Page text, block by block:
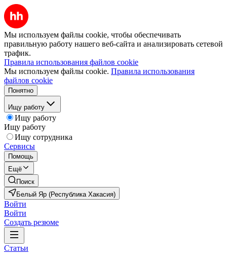
Мы используем файлы cookie, чтобы обеспечивать
правильную работу нашего веб-сайта и анализировать сетевой
трафик.
Правила использования файлов cookie
Мы используем файлы cookie. Правила использования
файлов cookie
Понятно
Ищу работу
Ищу работу
Ищу работу
Ищу сотрудника
Сервисы
Помощь
Ещё
Поиск
Белый Яр (Республика Хакасия)
Войти
Войти
Создать резюме
Статьи